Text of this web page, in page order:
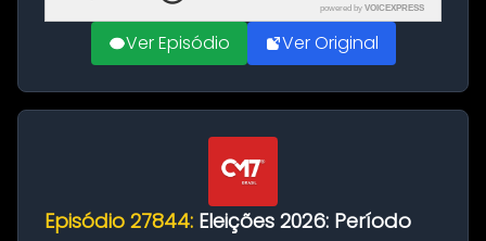
powered by VOICEXPRESS
Ver Episódio Ver Original
Episódio 27844: Eleições 2026: Período